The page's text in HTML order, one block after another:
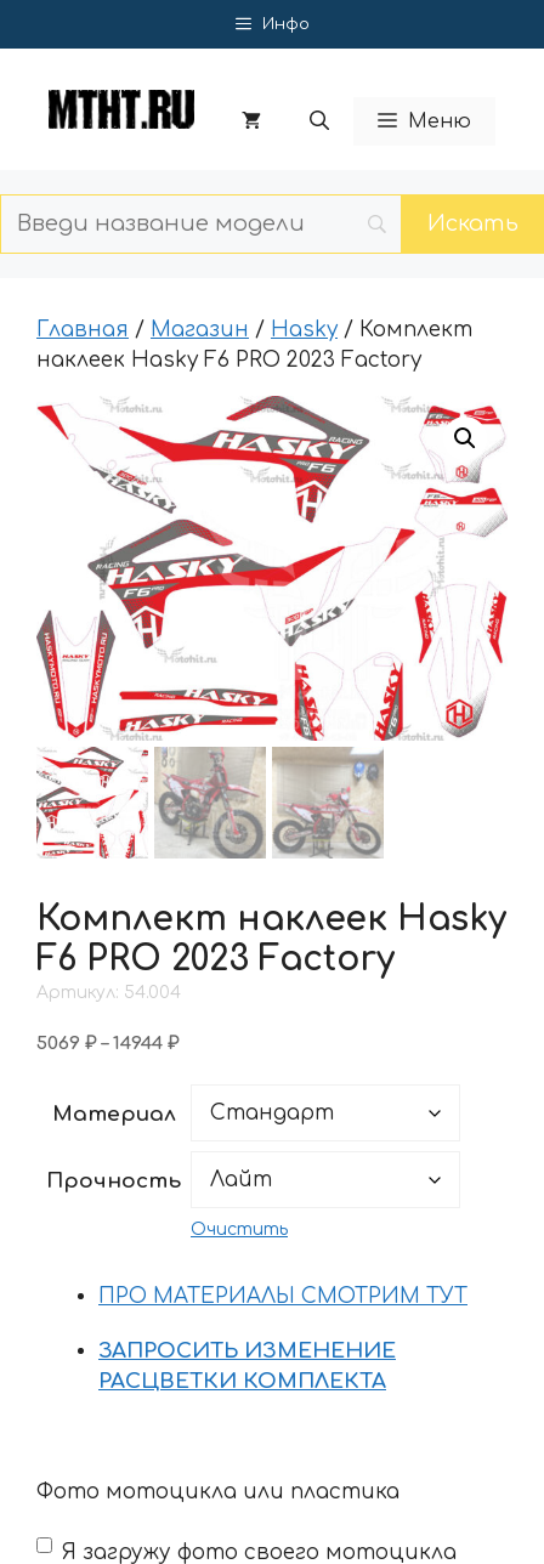
к
Инфо
Меню
Главная / Магазин / Hasky/ Комплект
наклеек Hasky F6 PRO 2023 Factory
Комплект наклеек Hasky
F6 PRO 2023 Factory
Артикул: 54.004
5069 ₽ – 14944 ₽Диапазон
Материал
Прочность
Очистить
ПРО МАТЕРИАЛЫ СМОТРИМ ТУТ
ЗАПРОСИТЬ ИЗМЕНЕНИЕ
РАСЦВЕТКИ КОМПЛЕКТА
Фото мотоцикла или пластика
Я загружу фото своего мотоцикла